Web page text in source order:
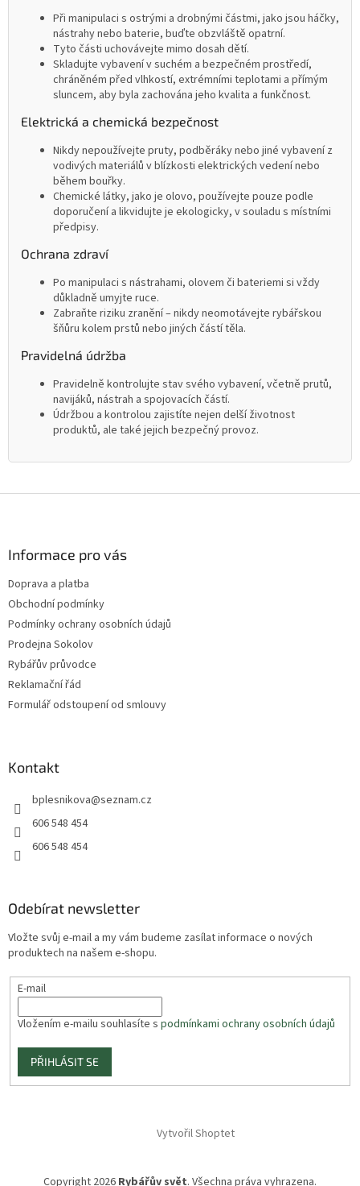
Při manipulaci s ostrými a drobnými částmi, jako jsou háčky,
nástrahy nebo baterie, buďte obzvláště opatrní.
Tyto části uchovávejte mimo dosah dětí.
Skladujte vybavení v suchém a bezpečném prostředí,
chráněném před vlhkostí, extrémními teplotami a přímým
sluncem, aby byla zachována jeho kvalita a funkčnost.
Elektrická a chemická bezpečnost
Nikdy nepoužívejte pruty, podběráky nebo jiné vybavení z
vodivých materiálů v blízkosti elektrických vedení nebo
během bouřky.
Chemické látky, jako je olovo, používejte pouze podle
doporučení a likvidujte je ekologicky, v souladu s místními
předpisy.
Ochrana zdraví
Po manipulaci s nástrahami, olovem či bateriemi si vždy
důkladně umyjte ruce.
Zabraňte riziku zranění – nikdy neomotávejte rybářskou
šňůru kolem prstů nebo jiných částí těla.
Pravidelná údržba
Pravidelně kontrolujte stav svého vybavení, včetně prutů,
navijáků, nástrah a spojovacích částí.
Údržbou a kontrolou zajistíte nejen delší životnost
produktů, ale také jejich bezpečný provoz.
Informace pro vás
Doprava a platba
Obchodní podmínky
Podmínky ochrany osobních údajů
Prodejna Sokolov
Rybářův průvodce
Reklamační řád
Formulář odstoupení od smlouvy
Kontakt
bplesnikova@seznam.cz
606 548 454
606 548 454
Odebírat newsletter
Vložte svůj e-mail a my vám budeme zasílat informace o nových
produktech na našem e-shopu.
E-mail
Vložením e-mailu souhlasíte s podmínkami ochrany osobních údajů
PŘIHLÁSIT SE
Vytvořil Shoptet
Copyright 2026 Rybářův svět. Všechna práva vyhrazena.